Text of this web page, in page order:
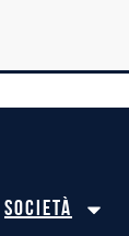
Società